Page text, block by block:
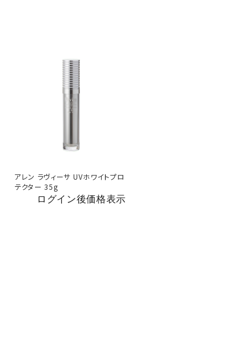
アレン ラヴィーサ UVホワイトプロ
テクター 35g
ログイン後価格表示